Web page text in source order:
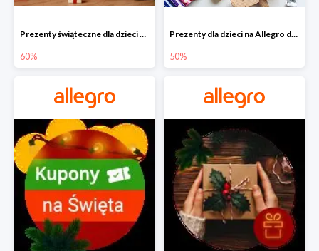
Prezenty świąteczne dla dzieci na Allegro do -60%
60%
Prezenty dla dzieci na Allegro do -50%
50%